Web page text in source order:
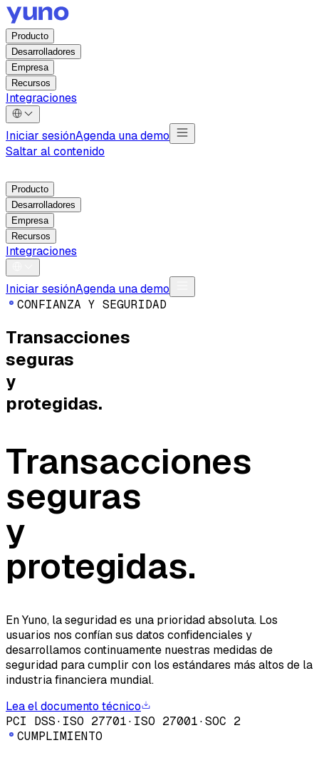
Producto
Desarrolladores
Empresa
Recursos
Integraciones
Iniciar sesiónAgenda una demo
Saltar al contenido
Producto
Desarrolladores
Empresa
Recursos
Integraciones
Iniciar sesiónAgenda una demo
CONFIANZA Y SEGURIDAD
Transacciones
seguras
y
protegidas.
Transacciones
seguras
y
protegidas.
En Yuno, la seguridad es una prioridad absoluta. Los
usuarios nos confían sus datos confidenciales y
desarrollamos continuamente nuestras medidas de
seguridad para cumplir con los estándares más altos de la
industria financiera mundial.
Lea el documento técnico
PCI DSS· ISO 27701· ISO 27001·SOC 2
CUMPLIMIENTO